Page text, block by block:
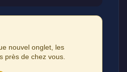
nouvel onglet, les
près de chez vous.